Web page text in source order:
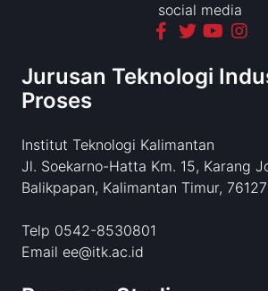
social media
Jurusan Teknologi
Proses
Institut Teknologi Kalimantan
Jl. Soekarno-Hatta Km. 15, Karang
Balikpapan, Kalimantan Timur, 76127
Telp 0542-8530801
Email ee@itk.ac.id